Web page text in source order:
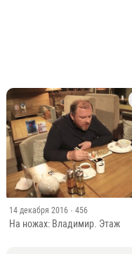
14 декабря 2016 · 456
На ножах: Владимир. Этаж